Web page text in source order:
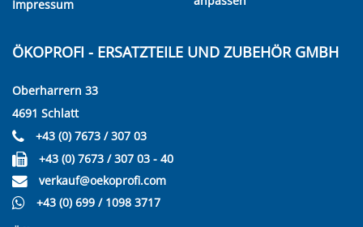
Impressum
ÖKOPROFI - ERSATZTEILE UND ZUBEHÖR GMBH
Oberharrern 33
4691 Schlatt
+43 (0) 7673 / 307 03
+43 (0) 7673 / 307 03 - 40
verkauf@oekoprofi.com
+43 (0) 699 / 1098 3717